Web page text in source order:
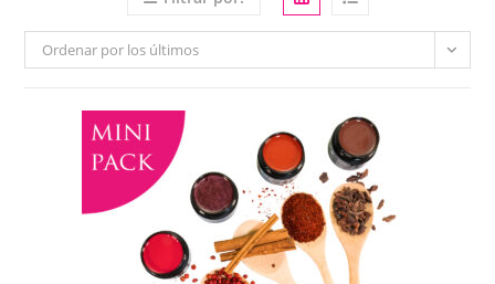
Ordenar por los últimos